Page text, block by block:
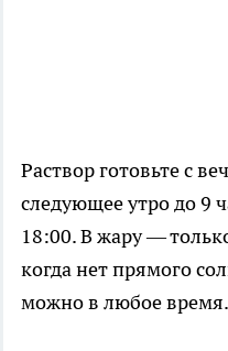
Раствор готовьте с
следующее утро до 9
18:00. В жару —
когда нет прямого
можно в любое время.